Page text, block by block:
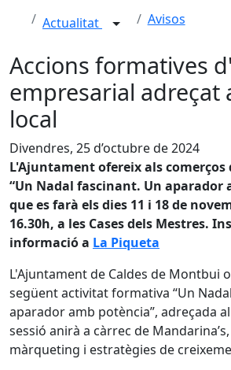
Actualitat Avisos
Accions formatives
empresarial adreçat
local
Divendres, 25 d’octubre de 2024
L'Ajuntament ofereix als comerços
“Un Nadal fascinant. Un aparador
que es farà els dies 11 i 18 de
16.30h, a les Cases dels Mestres.
informació a La Piqueta
L'Ajuntament de Caldes de Montbui
següent activitat formativa “Un
aparador amb potència”, adreçada
sessió anirà a càrrec de
màrqueting i estratègies de